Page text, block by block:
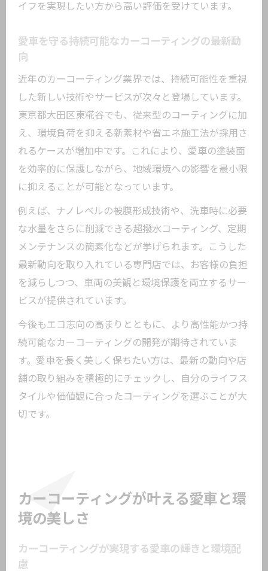
イフを実現したい方から高い評価を受けています。
愛車を守る持続可能なカーコーティングの最新動
向
近年のカーコーティング業界では、持続可能性を重視
した新しい技術やサービスが次々と登場しています。
東京都大田区東糀谷でも、従来型のコーティングに加
え、環境負荷を抑える新素材や省エネ施工法が採用さ
れるケースが増加中です。これにより、愛車の塗装面
を効率的に保護しながら、地域環境への影響を最小限
に抑えることが可能となっています。
例えば、ナノレベルの被膜形成技術や、洗車時に必要
な水量をさらに削減できる超撥水コーティング、定期
メンテナンスの簡素化などが挙げられます。こうした
最新動向を取り入れている専門店では、お客様の負担
を減らしつつ、車両の美観と環境保護を両立するサー
ビスが提供されています。
今後もエコ志向の高まりとともに、より高性能かつ持
続可能なカーコーティングの開発が期待されていま
す。愛車を長く美しく保ちたい方は、最新の動向や店
舗の取り組みを積極的にチェックし、自分のライフス
タイルや価値観に合ったコーティングを選ぶことが大
切です。
カーコーティングが叶える愛車と環
境の美しさ
カーコーティングが実現する愛車の輝きと環境配
慮